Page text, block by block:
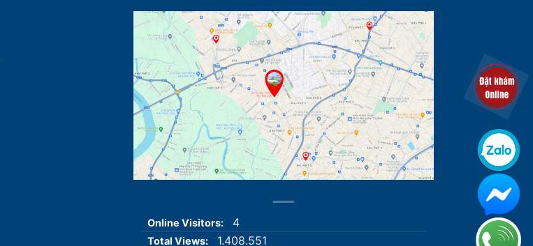
Online Visitors: 4
Total Views: 1.408.551